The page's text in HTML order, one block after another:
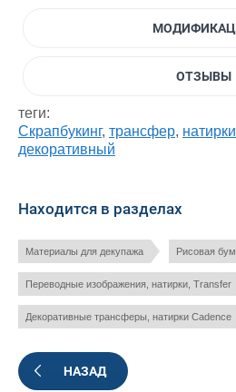
ОТЗЫВЫ
теги:
Скрапбукинг, трансфер, натирки
декоративный
Находится в разделах
Материалы для декупажа Рисовая
Переводные изображения, натирки, Transfer
Декоративные трансферы, натирки Cadence
НАЗАД